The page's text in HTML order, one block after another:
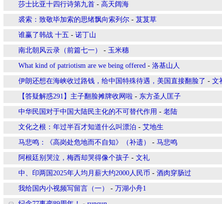
莎士比亚十四行诗第九首 - 高天阔海
裘索：致敬毕加索的思绪飘向索列尔 - 芨芨草
谁赢了韩战 十五 - 诺丁山
南北朝风云录（前篇七一） - 玉米穗
What kind of patriotism are we being offered - 洛基山人
伊朗还想在海峡收过路钱，给中国特殊待遇，美国直接翻脸了 - 文
【答疑解惑291】主子翻脸摊牌收网啦 - 东方圣人匡子
中华民国对于中国大陆民主化的不可替代作用 - 老陆
文化之根：年过半百才知道什么叫漂泊 - 艾地生
马悲鸣：《高岗处危地而不自知》（补遗） - 马悲鸣
阿根廷别哭泣，梅西却哭得像个孩子 - 文礼
中、印两国2025年人均月薪大约2000人民币 - 酒肉穿肠过
我给国内小视频写留言（一） - 万湖小舟1